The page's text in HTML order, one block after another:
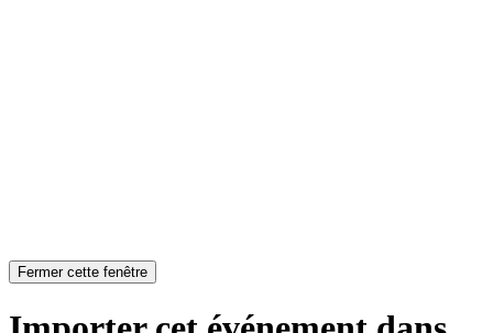
Fermer cette fenêtre